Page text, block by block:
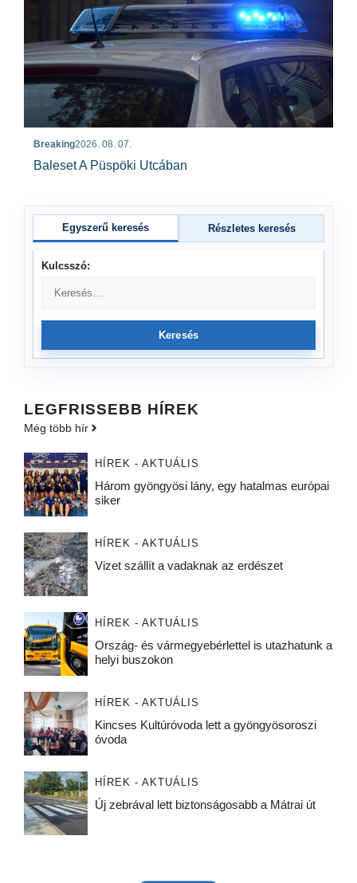
Breaking2026. 08. 07.
Baleset A Püspöki Utcában
Egyszerű keresés Részletes keresés
Kulcsszó:
Keresés
LEGFRISSEBB HÍREK
Még több hír
HÍREK - AKTUÁLIS
Három gyöngyösi lány, egy hatalmas európai
siker
HÍREK - AKTUÁLIS
Vizet szállít a vadaknak az erdészet
HÍREK - AKTUÁLIS
Ország- és vármegyebérlettel is utazhatunk a
helyi buszokon
HÍREK - AKTUÁLIS
Kincses Kultúróvoda lett a gyöngyösoroszi
óvoda
HÍREK - AKTUÁLIS
Új zebrával lett biztonságosabb a Mátrai út